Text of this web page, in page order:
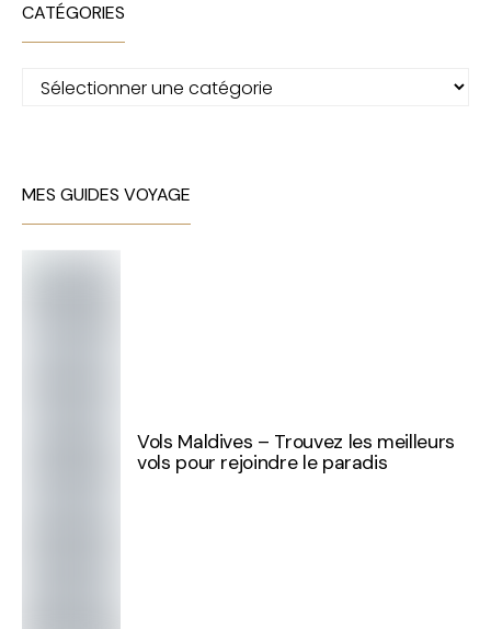
CATÉGORIES
Catégories
MES GUIDES VOYAGE
Vols Maldives – Trouvez les meilleurs
vols pour rejoindre le paradis